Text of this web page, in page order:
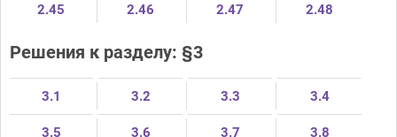
2.45 2.46 2.47 2.48
Решения к разделу: §3
3.1 3.2 3.3 3.4
3.5 3.6 3.7 3.8